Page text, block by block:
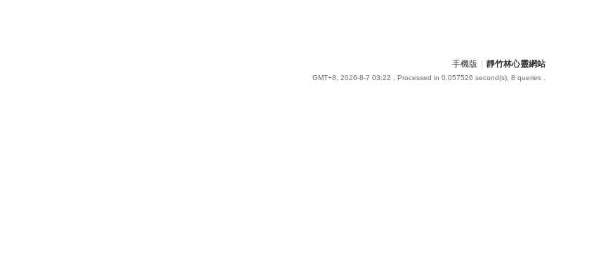
手機版 靜竹林心靈網站
GMT+8, 2026-8-7 03:22 , Processed in 0.057526 second(s), 8 queries .